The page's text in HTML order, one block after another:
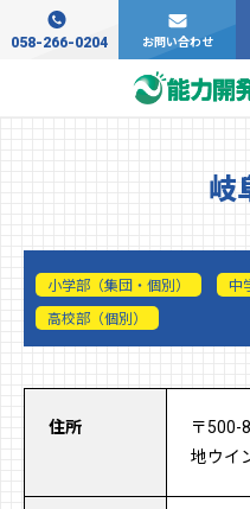
058-266-0204 お問い合わせ
岐
小学部（集団・個別）
中
高校部（個別）
住所
〒500-
地ウイ